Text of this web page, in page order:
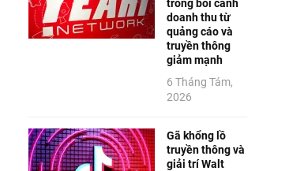
trong bối cảnh
doanh thu từ
quảng cáo và
truyền thông
giảm mạnh
6 Tháng Tám,
2026
Gã khổng lồ
truyền thông và
giải trí Walt